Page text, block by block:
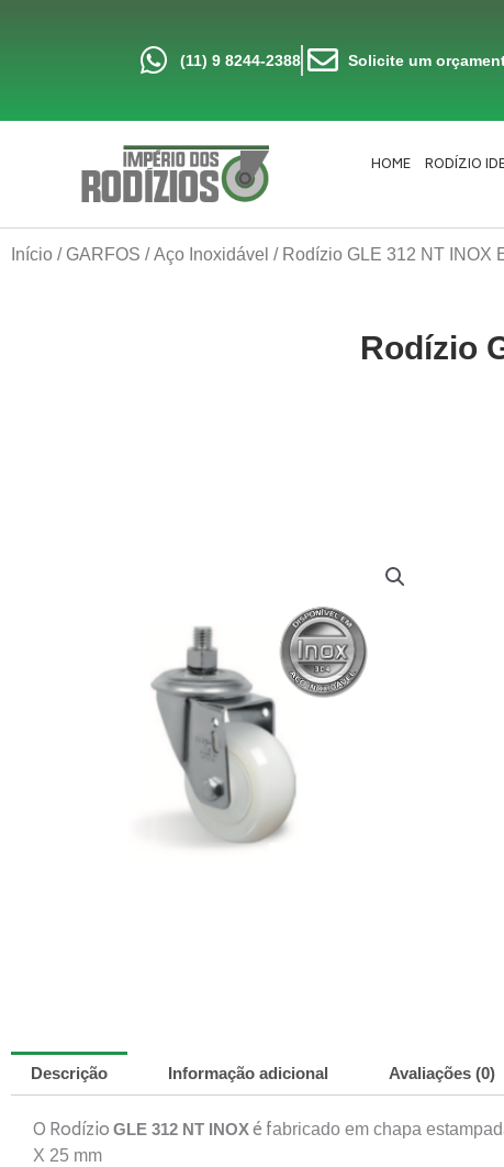
(11) 9 8244-2388 Solicite um
HOME RODÍZIO
Início / GARFOS /Aço Inoxidável / Rodízio GLE 312 NT INOX
Rodízio
Descrição Informação adicional Avaliações (0)
O Rodízio GLE 312 NT INOXé fabricado em chapa
X 25 mm